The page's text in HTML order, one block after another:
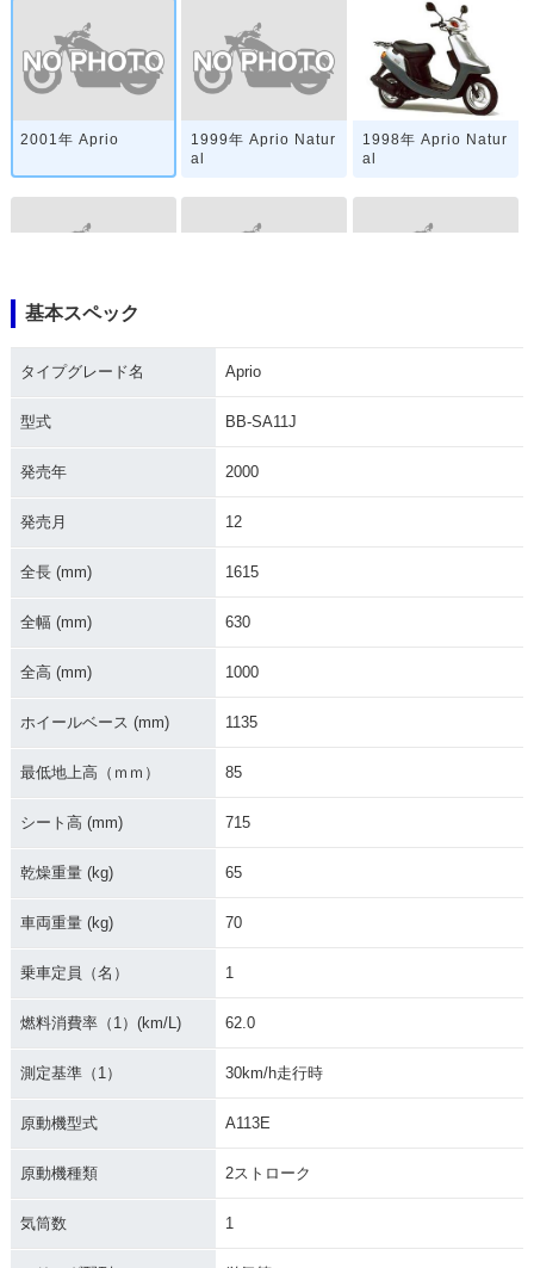
2001年 Aprio
1999年 Aprio Natur
al
1998年 Aprio Natur
al
1993年 Aprio
基本スペック
タイプグレード名 Aprio
型式 BB-SA11J
発売年 2000
発売月 12
全長 (mm) 1615
全幅 (mm) 630
全高 (mm) 1000
ホイールベース (mm) 1135
最低地上高（ｍｍ） 85
シート高 (mm) 715
乾燥重量 (kg) 65
車両重量 (kg) 70
乗車定員（名） 1
燃料消費率（1）(km/L) 62.0
測定基準（1） 30km/h走行時
原動機型式 A113E
原動機種類 2ストローク
気筒数 1